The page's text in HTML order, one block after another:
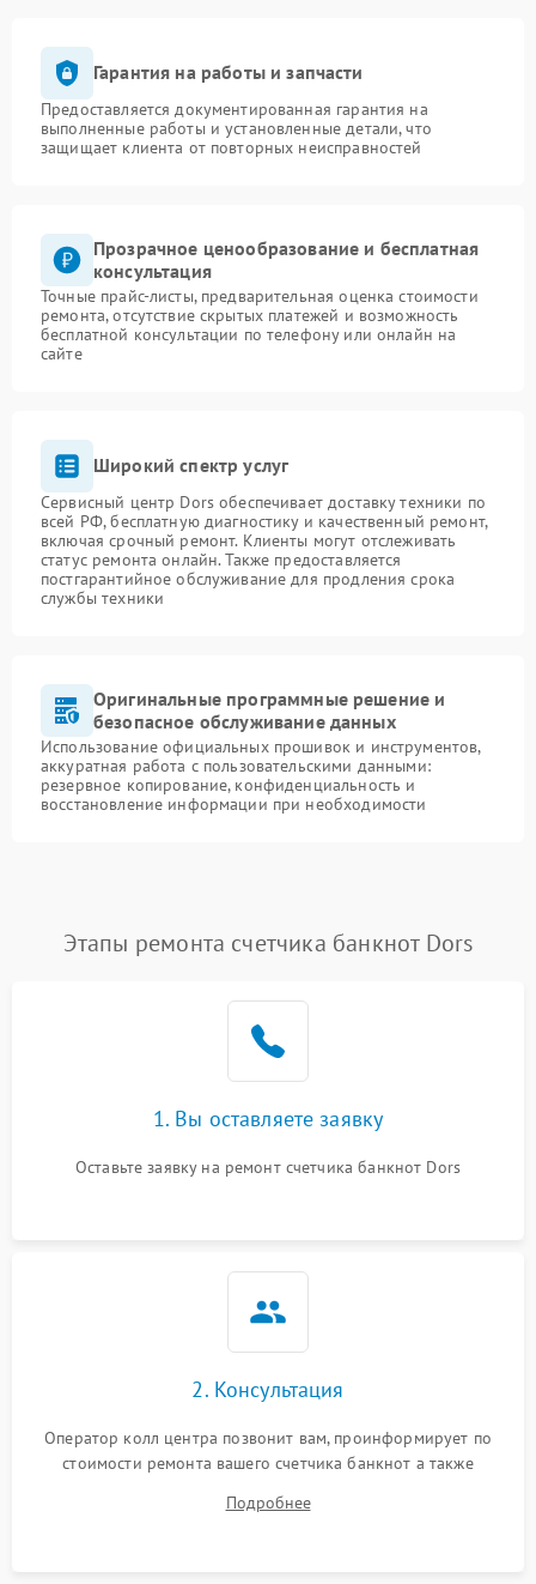
Гарантия на работы и запчасти
Предоставляется документированная гарантия на
выполненные работы и установленные детали, что
защищает клиента от повторных неисправностей
Прозрачное ценообразование и бесплатная
консультация
Точные прайс-листы, предварительная оценка стоимости
ремонта, отсутствие скрытых платежей и возможность
бесплатной консультации по телефону или онлайн на
сайте
Широкий спектр услуг
Сервисный центр Dors обеспечивает доставку техники по
всей РФ, бесплатную диагностику и качественный ремонт,
включая срочный ремонт. Клиенты могут отслеживать
статус ремонта онлайн. Также предоставляется
постгарантийное обслуживание для продления срока
службы техники
Оригинальные программные решение и
безопасное обслуживание данных
Использование официальных прошивок и инструментов,
аккуратная работа с пользовательскими данными:
резервное копирование, конфиденциальность и
восстановление информации при необходимости
Этапы ремонта счетчика банкнот Dors
1. Вы оставляете заявку
Оставьте заявку на ремонт счетчика банкнот Dors
2. Консультация
Оператор колл центра позвонит вам, проинформирует по
стоимости ремонта вашего счетчика банкнот а также
Подробнее